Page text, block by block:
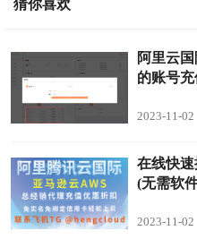
猜你喜欢
阿里云
的账号
2023-11-02
在线快
(无需软
2023-11-02